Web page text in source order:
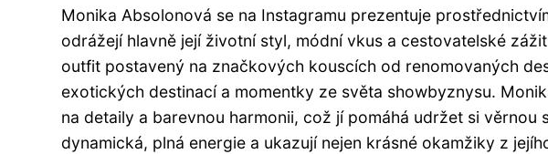
Monika Absolonová se na Instagramu prezentuje
odrážejí hlavně její životní styl, módní vkus a cestovatelské
outfit postavený na značkových kouscích od renomovaných
exotických destinací a momentky ze světa showbyznysu.
na detaily a barevnou harmonii, což jí pomáhá udržet si věrnou
dynamická, plná energie a ukazují nejen krásné okamžiky z